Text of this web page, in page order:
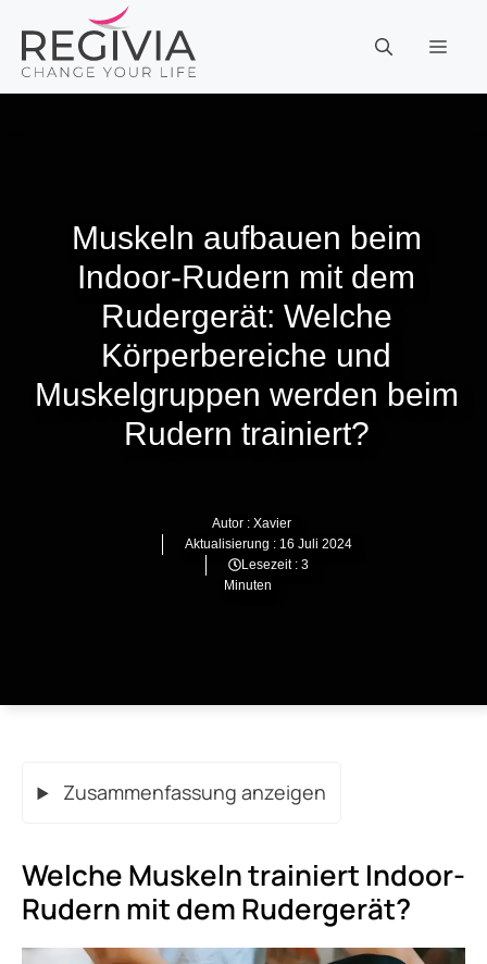
Inhalt
springen
Muskeln aufbauen beim
Indoor-Rudern mit dem
Rudergerät: Welche
Körperbereiche und
Muskelgruppen werden beim
Rudern trainiert?
Autor : Xavier
Aktualisierung : 16 Juli 2024
Lesezeit : 3
Minuten
Zusammenfassung anzeigen
Welche Muskeln trainiert Indoor-
Rudern mit dem Rudergerät?